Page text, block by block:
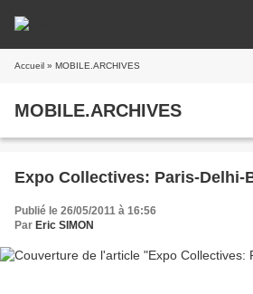
Accueil » MOBILE.ARCHIVES
MOBILE.ARCHIVES
Expo Collectives: Paris-Delhi-
Publié le 26/05/2011 à 16:56
Par Eric SIMON